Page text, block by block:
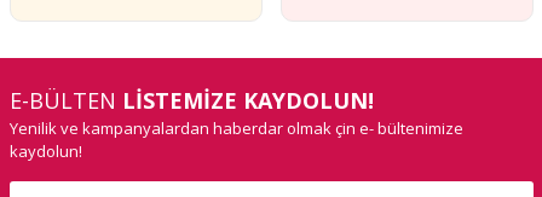
E-BÜLTEN LİSTEMİZE KAYDOLUN!
Yenilik ve kampanyalardan haberdar olmak çin e- bültenimize
kaydolun!